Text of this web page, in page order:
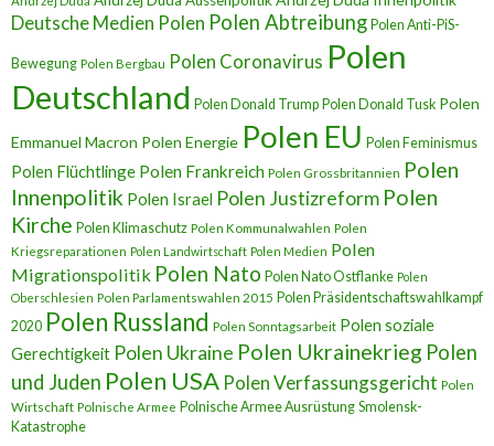
Deutsche Medien Polen Polen Abtreibung Polen Anti-PiS-
Bewegung Polen Bergbau Polen Coronavirus Polen
Deutschland Polen Donald Trump Polen Donald Tusk Polen
Emmanuel Macron Polen Energie Polen EU Polen Feminismus
Polen Flüchtlinge Polen Frankreich Polen Grossbritannien Polen
Innenpolitik Polen Israel Polen Justizreform Polen
Kirche Polen Klimaschutz Polen Kommunalwahlen Polen
Kriegsreparationen Polen Landwirtschaft Polen Medien Polen
Migrationspolitik Polen Nato Polen Nato Ostflanke Polen
Oberschlesien Polen Parlamentswahlen 2015 Polen Präsidentschaftswahlkampf
2020 Polen Russland Polen Sonntagsarbeit Polen soziale
Gerechtigkeit Polen Ukraine Polen Ukrainekrieg Polen
und Juden Polen USA Polen Verfassungsgericht Polen
Wirtschaft Polnische Armee Polnische Armee Ausrüstung Smolensk-
Katastrophe